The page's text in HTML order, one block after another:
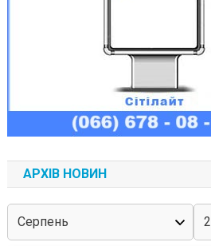
АРХІВ НОВИН